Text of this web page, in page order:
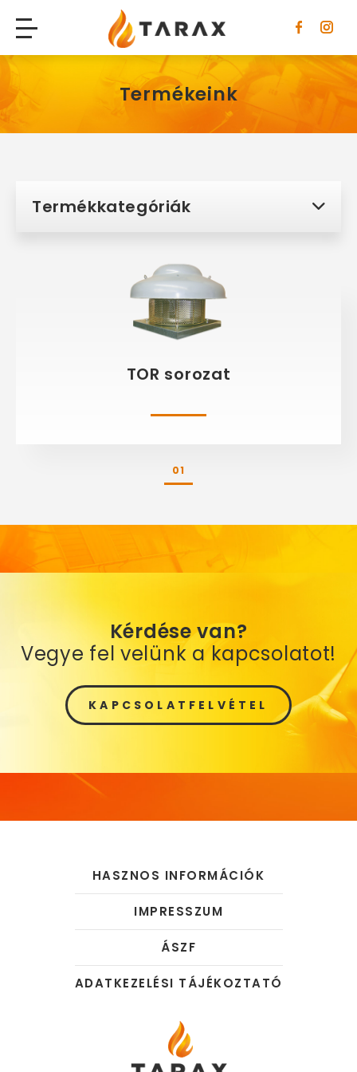
Tarax
Termékeink
Termékkategóriák
TOR sorozat
01
Kérdése van?
Vegye fel velünk a kapcsolatot!
KAPCSOLATFELVÉTEL
HASZNOS INFORMÁCIÓK
IMPRESSZUM
ÁSZF
ADATKEZELÉSI TÁJÉKOZTATÓ